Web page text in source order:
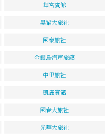
華宮賓館
黑貓大旅社
國泰旅社
金銀島汽車旅館
中里旅社
凱麗賓館
國春大旅社
光華大旅社